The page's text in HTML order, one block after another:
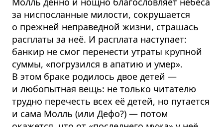
за ниспосланные милости, сокрушается
о прежней неправедной жизни, страшась
расплаты за неё. И расплата наступает:
банкир не смог перенести утраты крупной
суммы, «погрузился в апатию и умер».
В этом браке родилось двое детей —
и любопытная вещь: не только читателю
трудно перечесть всех её детей, но путается
и сама Молль (или Дефо?) — потом